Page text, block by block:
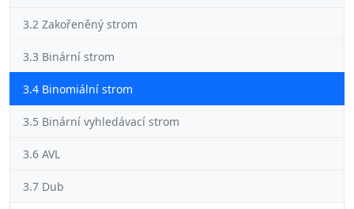
3.2 Zakořeněný strom
3.3 Binární strom
3.4 Binomiální strom
3.5 Binární vyhledávací strom
3.6 AVL
3.7 Dub